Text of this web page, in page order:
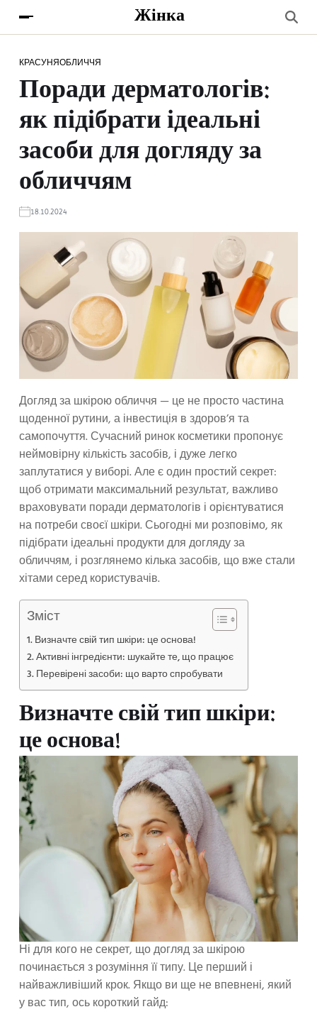
Жінка
КРАСУНЯОБЛИЧЧЯ
Поради дерматологів:
як підібрати ідеальні
засоби для догляду за
обличчям
18.10.2024
Догляд за шкірою обличчя — це не просто частина
щоденної рутини, а інвестиція в здоров’я та
самопочуття. Сучасний ринок косметики пропонує
неймовірну кількість засобів, і дуже легко
заплутатися у виборі. Але є один простий секрет:
щоб отримати максимальний результат, важливо
враховувати поради дерматологів і орієнтуватися
на потреби своєї шкіри. Сьогодні ми розповімо, як
підібрати ідеальні продукти для догляду за
обличчям, і розглянемо кілька засобів, що вже стали
хітами серед користувачів.
Зміст
Визначте свій тип шкіри: це основа!
Активні інгредієнти: шукайте те, що працює
Перевірені засоби: що варто спробувати
Визначте свій тип шкіри:
це основа!
Ні для кого не секрет, що догляд за шкірою
починається з розуміння її типу. Це перший і
найважливіший крок. Якщо ви ще не впевнені, який
у вас тип, ось короткий гайд: